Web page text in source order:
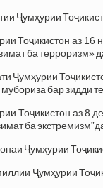
Ҷумҳурии
Тоҷикистон аз 16
ба терроризм»
Ҷумҳурии
бар зидди
Тоҷикистон аз 8
ба
Ҷумҳурии
Ҷумҳурии